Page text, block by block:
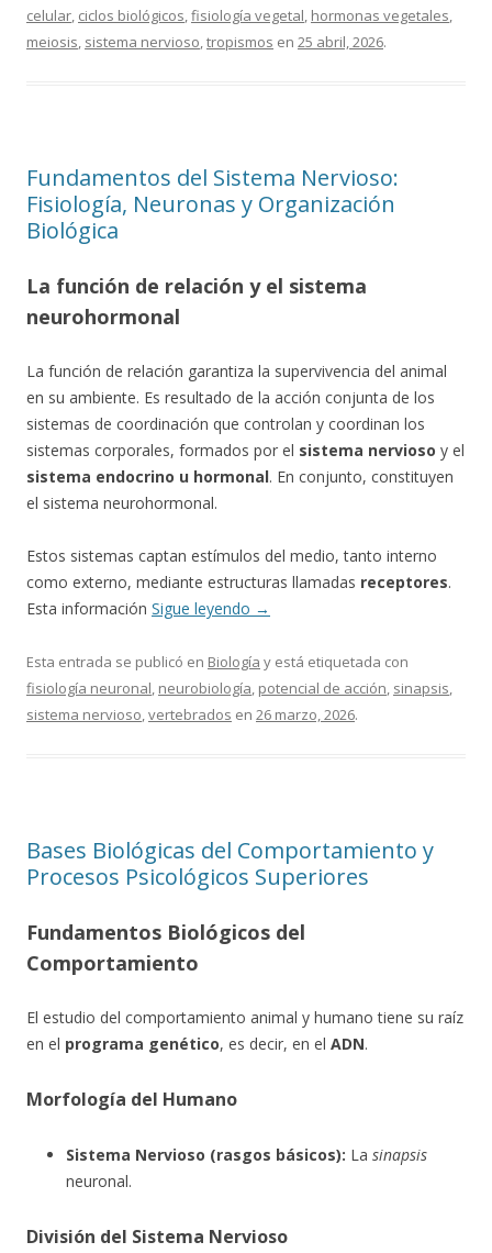
celular, ciclos biológicos,fisiología vegetal, hormonas vegetales,
meiosis, sistema nervioso,tropismos en 25 abril, 2026.
Fundamentos del Sistema Nervioso:
Fisiología, Neuronas y Organización
Biológica
La función de relación y el sistema
neurohormonal
La función de relación garantiza la supervivencia del animal
en su ambiente. Es resultado de la acción conjunta de los
sistemas de coordinación que controlan y coordinan los
sistemas corporales, formados por el sistema nervioso y el
sistema endocrino u hormonal. En conjunto, constituyen
el sistema neurohormonal.
Estos sistemas captan estímulos del medio, tanto interno
como externo, mediante estructuras llamadas receptores.
Esta información Sigue leyendo →
Esta entrada se publicó en Biología y está etiquetada con
fisiología neuronal, neurobiología, potencial de acción, sinapsis,
sistema nervioso,vertebrados en 26 marzo, 2026.
Bases Biológicas del Comportamiento y
Procesos Psicológicos Superiores
Fundamentos Biológicos del
Comportamiento
El estudio del comportamiento animal y humano tiene su raíz
en el programa genético, es decir, en el ADN.
Morfología del Humano
Sistema Nervioso (rasgos básicos): La sinapsis
neuronal.
División del Sistema Nervioso